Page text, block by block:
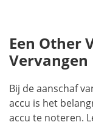
Een Other
Vervangen
Bij de aanschaf
accu is het
accu te noteren.